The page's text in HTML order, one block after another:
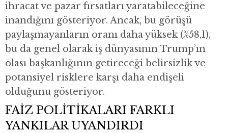
ihracat ve pazar fırsatları yaratabileceğine
inandığını gösteriyor. Ancak, bu görüşü
paylaşmayanların oranı daha yüksek (%58,1),
bu da genel olarak iş dünyasının Trump’ın
olası başkanlığının getireceği belirsizlik ve
potansiyel risklere karşı daha endişeli
olduğunu gösteriyor.
FAİZ POLİTİKALARI FARKLI
YANKILAR UYANDIRDI